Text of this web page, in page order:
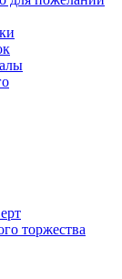
торжества